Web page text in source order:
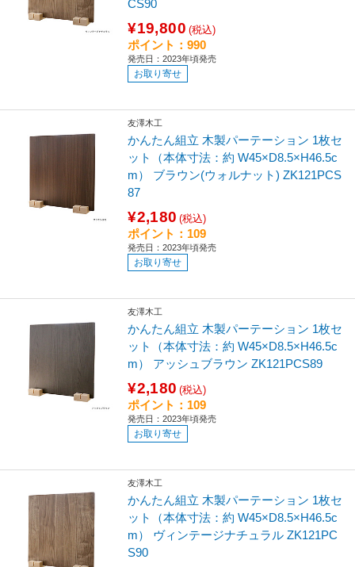
CS90
¥19,800 (税込)
ポイント：990
発売日：2023年頃発売
お取り寄せ
友澤木工
かんたん組立 木製パーテーション 1枚セ
ット（本体寸法：約 W45×D8.5×H46.5c
m） ブラウン(ウォルナット) ZK121PCS
87
¥2,180 (税込)
ポイント：109
発売日：2023年頃発売
お取り寄せ
友澤木工
かんたん組立 木製パーテーション 1枚セ
ット（本体寸法：約 W45×D8.5×H46.5c
m） アッシュブラウン ZK121PCS89
¥2,180 (税込)
ポイント：109
発売日：2023年頃発売
お取り寄せ
友澤木工
かんたん組立 木製パーテーション 1枚セ
ット（本体寸法：約 W45×D8.5×H46.5c
m） ヴィンテージナチュラル ZK121PC
S90